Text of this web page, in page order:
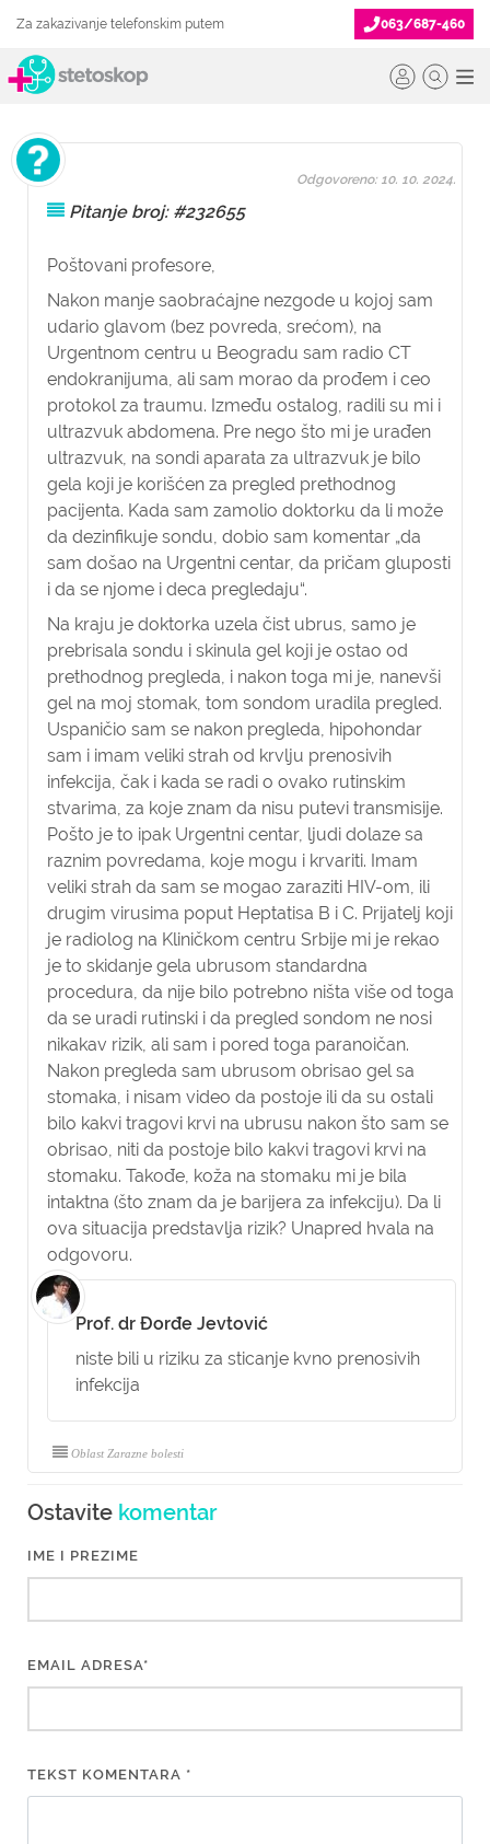
Za zakazivanje telefonskim putem 063/687-460
Pitanje broj: #232655
Poštovani profesore,
Nakon manje saobraćajne nezgode u kojoj sam
udario glavom (bez povreda, srećom), na
Urgentnom centru u Beogradu sam radio CT
endokranijuma, ali sam morao da prođem i ceo
protokol za traumu. Između ostalog, radili su mi i
ultrazvuk abdomena. Pre nego što mi je urađen
ultrazvuk, na sondi aparata za ultrazvuk je bilo
gela koji je korišćen za pregled prethodnog
pacijenta. Kada sam zamolio doktorku da li može
da dezinfikuje sondu, dobio sam komentar „da
sam došao na Urgentni centar, da pričam gluposti
i da se njome i deca pregledaju“.
Na kraju je doktorka uzela čist ubrus, samo je
prebrisala sondu i skinula gel koji je ostao od
prethodnog pregleda, i nakon toga mi je, nanevši
gel na moj stomak, tom sondom uradila pregled.
Uspaničio sam se nakon pregleda, hipohondar
sam i imam veliki strah od krvlju prenosivih
infekcija, čak i kada se radi o ovako rutinskim
stvarima, za koje znam da nisu putevi transmisije.
Pošto je to ipak Urgentni centar, ljudi dolaze sa
raznim povredama, koje mogu i krvariti. Imam
veliki strah da sam se mogao zaraziti HIV-om, ili
drugim virusima poput Heptatisa B i C. Prijatelj koji
je radiolog na Kliničkom centru Srbije mi je rekao
je to skidanje gela ubrusom standardna
procedura, da nije bilo potrebno ništa više od toga
da se uradi rutinski i da pregled sondom ne nosi
nikakav rizik, ali sam i pored toga paranoičan.
Nakon pregleda sam ubrusom obrisao gel sa
stomaka, i nisam video da postoje ili da su ostali
bilo kakvi tragovi krvi na ubrusu nakon što sam se
obrisao, niti da postoje bilo kakvi tragovi krvi na
stomaku. Takođe, koža na stomaku mi je bila
intaktna (što znam da je barijera za infekciju). Da li
ova situacija predstavlja rizik? Unapred hvala na
odgovoru.
Odgovoreno: 10. 10. 2024.
Prof. dr Đorđe Jevtović
niste bili u riziku za sticanje kvno prenosivih
infekcija
Oblast Zarazne bolesti
Ostavite komentar
IME I PREZIME
EMAIL ADRESA*
TEKST KOMENTARA *